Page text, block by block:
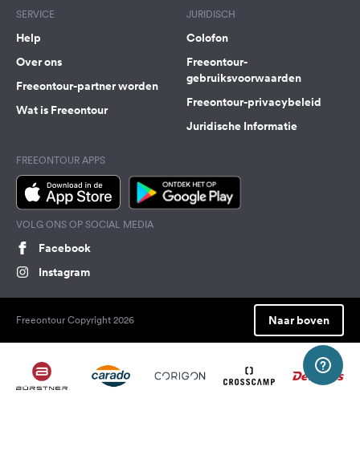
SERVICE
Help
Over ons
Freeontour-partner worden
Wat is Freeontour
JURIDISCH
Colofon
Freeontour-
gebruiksvoorwaarden
Freeontour-privacybeleid
Juridische Informatie
FREEONTOUR APPS
VOLG ONS OP SOCIAL MEDIA
Facebook
Instagram
Freeontour Copyright 2026 Naar boven